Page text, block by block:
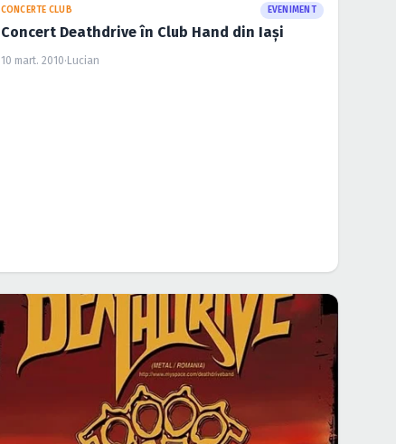
CONCERTE CLUB EVENIMENT
Concert Deathdrive în Club Hand din Iaşi
10 mart. 2010·Lucian